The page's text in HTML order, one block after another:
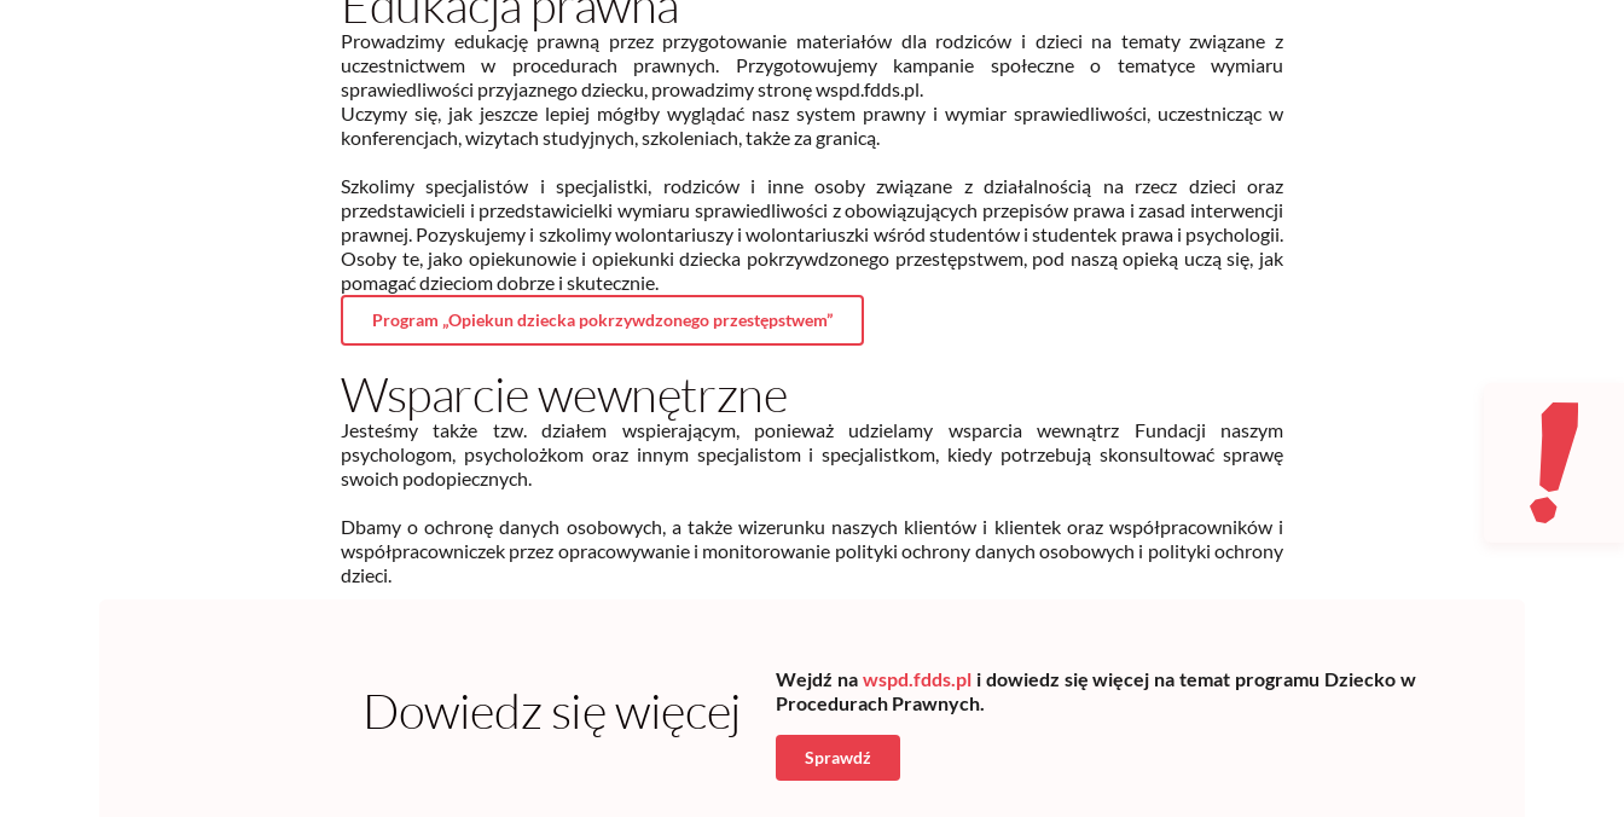
Prowadzimy edukację prawną przez przygotowanie materiałów dla rodziców i dzieci na tematy związane z
uczestnictwem w procedurach prawnych. Przygotowujemy kampanie społeczne o tematyce wymiaru
sprawiedliwości przyjaznego dziecku, prowadzimy stronę wspd.fdds.pl.
Uczymy się, jak jeszcze lepiej mógłby wyglądać nasz system prawny i wymiar sprawiedliwości, uczestnicząc w
konferencjach, wizytach studyjnych, szkoleniach, także za granicą.
Szkolimy specjalistów i specjalistki, rodziców i inne osoby związane z działalnością na rzecz dzieci oraz
przedstawicieli i przedstawicielki wymiaru sprawiedliwości z obowiązujących przepisów prawa i zasad interwencji
prawnej. Pozyskujemy i szkolimy wolontariuszy i wolontariuszki wśród studentów i studentek prawa i psychologii.
Osoby te, jako opiekunowie i opiekunki dziecka pokrzywdzonego przestępstwem, pod naszą opieką uczą się, jak
pomagać dzieciom dobrze i skutecznie.
Program „Opiekun dziecka pokrzywdzonego przestępstwem”
Wsparcie wewnętrzne
Jesteśmy także tzw. działem wspierającym, ponieważ udzielamy wsparcia wewnątrz Fundacji naszym
psychologom, psycholożkom oraz innym specjalistom i specjalistkom, kiedy potrzebują skonsultować sprawę
swoich podopiecznych.
Dbamy o ochronę danych osobowych, a także wizerunku naszych klientów i klientek oraz współpracowników i
współpracowniczek przez opracowywanie i monitorowanie polityki ochrony danych osobowych i polityki ochrony
dzieci.
Dowiedz się więcej
Wejdź na wspd.fdds.pli dowiedz się więcej na temat programu Dziecko w
Procedurach Prawnych.
Sprawdź